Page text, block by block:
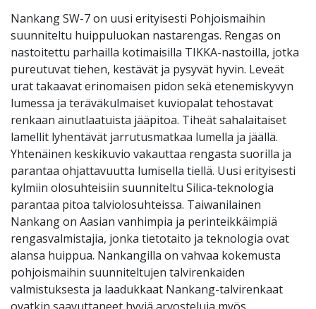
Nankang SW-7 on uusi erityisesti Pohjoismaihin
suunniteltu huippuluokan nastarengas. Rengas on
nastoitettu parhailla kotimaisilla TIKKA-nastoilla, jotka
pureutuvat tiehen, kestävät ja pysyvät hyvin. Leveät
urat takaavat erinomaisen pidon sekä etenemiskyvyn
lumessa ja teräväkulmaiset kuviopalat tehostavat
renkaan ainutlaatuista jääpitoa. Tiheät sahalaitaiset
lamellit lyhentävät jarrutusmatkaa lumella ja jäällä.
Yhtenäinen keskikuvio vakauttaa rengasta suorilla ja
parantaa ohjattavuutta lumisella tiellä. Uusi erityisesti
kylmiin olosuhteisiin suunniteltu Silica-teknologia
parantaa pitoa talviolosuhteissa. Taiwanilainen
Nankang on Aasian vanhimpia ja perinteikkäimpiä
rengasvalmistajia, jonka tietotaito ja teknologia ovat
alansa huippua. Nankangilla on vahvaa kokemusta
pohjoismaihin suunniteltujen talvirenkaiden
valmistuksesta ja laadukkaat Nankang-talvirenkaat